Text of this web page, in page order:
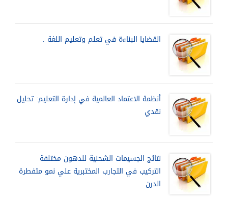
القضايا البناءة في تعلم وتعليم اللغة .
أنظمة الاعتماد العالمية في إدارة التعليم: تحليل
نقدي
نتائج الجسيمات الشحنية للدهون مختلفة
التركيب في التجارب المختبرية علي نمو متفطرة
الدرن